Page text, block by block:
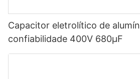
Capacitor eletrolítico de
confiabilidade 400V 680µF